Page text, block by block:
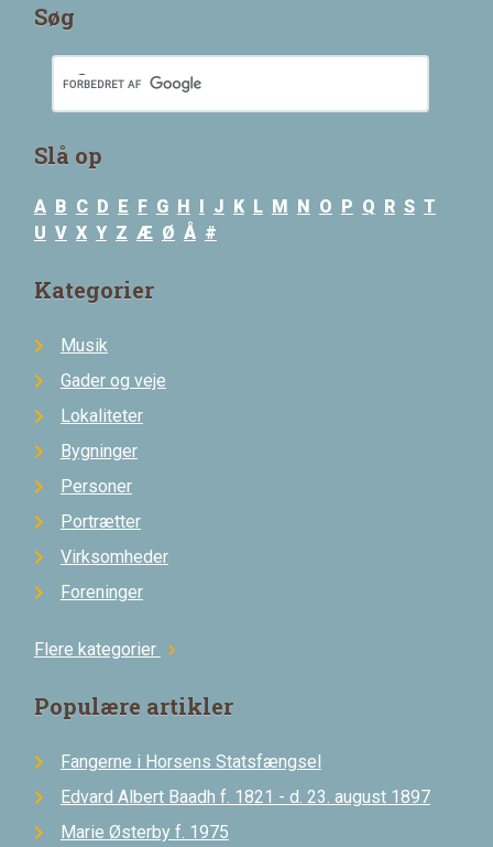
Søg
Slå op
A B C D E F G H I J K L M N O P Q R S T
U V X Y Z Æ Ø Å #
Kategorier
Musik
Gader og veje
Lokaliteter
Bygninger
Personer
Portrætter
Virksomheder
Foreninger
Flere kategorier chevron_right
Populære artikler
Fangerne i Horsens Statsfængsel
Edvard Albert Baadh f. 1821 - d. 23. august 1897
Marie Østerby f. 1975